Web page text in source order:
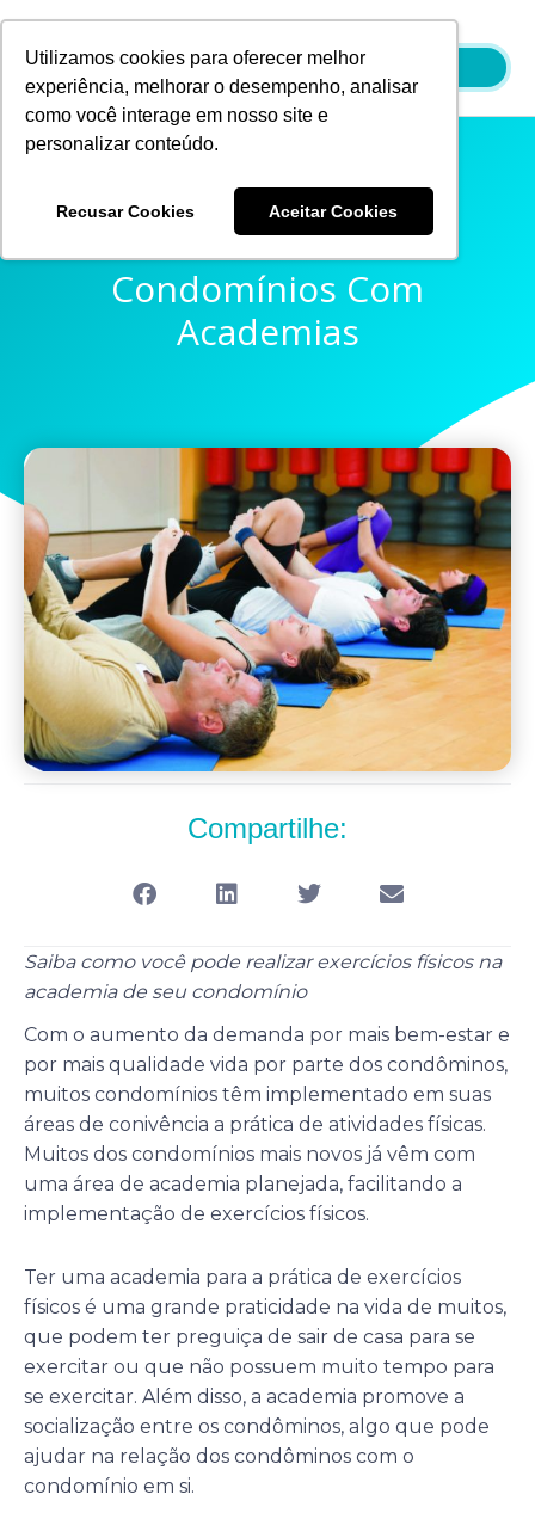
Utilizamos cookies para oferecer melhor
experiência, melhorar o desempenho, analisar
como você interage em nosso site e
personalizar conteúdo.
Recusar Cookies Aceitar Cookies
conteúdo
Exercícios Físicos Em
Condomínios Com
Academias
Compartilhe:
Saiba como você pode realizar exercícios físicos na
academia de seu condomínio
Com o aumento da demanda por mais bem-estar e
por mais qualidade vida por parte dos condôminos,
muitos condomínios têm implementado em suas
áreas de conivência a prática de atividades físicas.
Muitos dos condomínios mais novos já vêm com
uma área de academia planejada, facilitando a
implementação de exercícios físicos.
Ter uma academia para a prática de exercícios
físicos é uma grande praticidade na vida de muitos,
que podem ter preguiça de sair de casa para se
exercitar ou que não possuem muito tempo para
se exercitar. Além disso, a academia promove a
socialização entre os condôminos, algo que pode
ajudar na relação dos condôminos com o
condomínio em si.